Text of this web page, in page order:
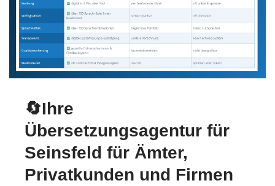
🔄Ihre
Übersetzungsagentur für
Seinsfeld für Ämter,
Privatkunden und Firmen